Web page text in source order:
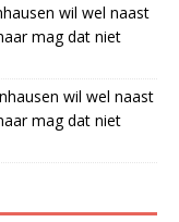
wil wel naast
mag dat niet
wil wel naast
mag dat niet